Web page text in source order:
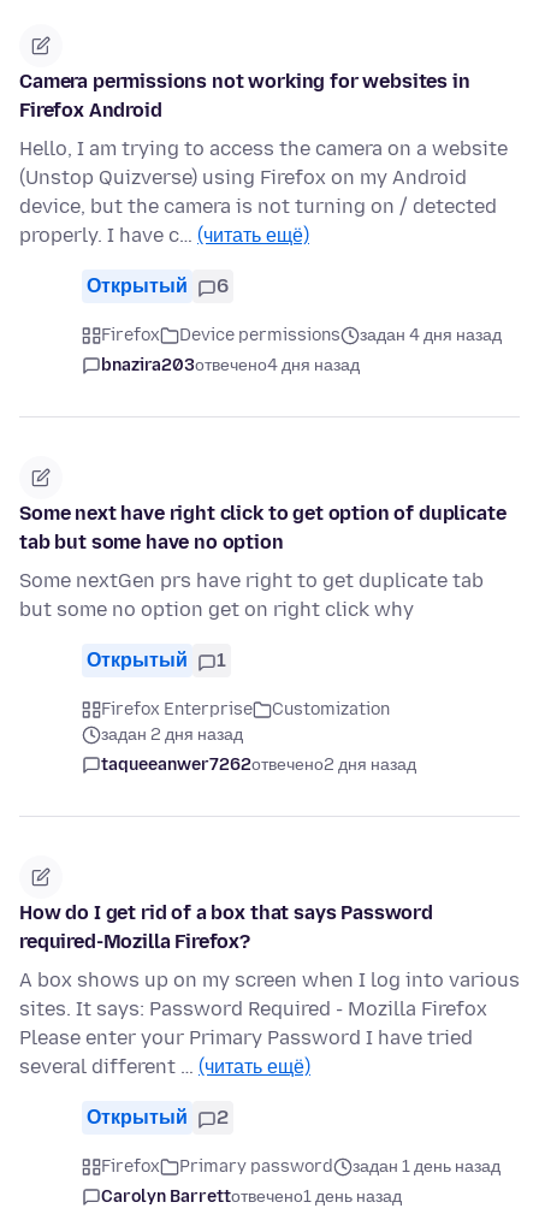
Camera permissions not working for websites in
Firefox Android
Hello, I am trying to access the camera on a website
(Unstop Quizverse) using Firefox on my Android
device, but the camera is not turning on / detected
properly. I have c… (читать ещё)
Открытый 6
Firefox Device permissions
задан 4 дня назад
bnazira203отвечено4 дня назад
Some next have right click to get option of duplicate
tab but some have no option
Some nextGen prs have right to get duplicate tab
but some no option get on right click why
Открытый 1
Firefox Enterprise
Customization
задан 2 дня назад
taqueeanwer7262отвечено2 дня назад
How do I get rid of a box that says Password
required-Mozilla Firefox?
A box shows up on my screen when I log into various
sites. It says: Password Required - Mozilla Firefox
Please enter your Primary Password I have tried
several different … (читать ещё)
Открытый 2
Firefox Primary password
задан 1 день назад
Carolyn Barrettотвечено1 день назад